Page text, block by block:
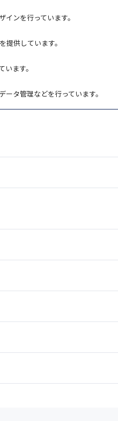
ンを行っています。
供しています。
ます。
タ管理などを行っています。